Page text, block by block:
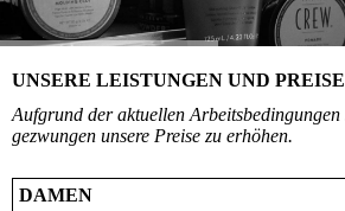
UNSERE LEISTUNGEN UND PREISE
Aufgrund der aktuellen
gezwungen unsere Preise zu erhöhen.
DAMEN